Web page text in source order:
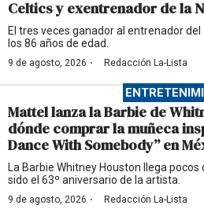
Celtics y exentrenador de la
El tres veces ganador al entrenador
los 86 años de edad.
9 de agosto, 2026 · Redacción La-Lista
Mattel lanza la Barbie de
dónde comprar la muñeca
Dance With Somebody” en
La Barbie Whitney Houston llega
sido el 63º aniversario de la artista.
9 de agosto, 2026 · Redacción La-Lista